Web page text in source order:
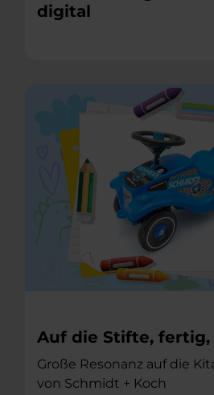
digital
Auf die Stifte, fertig,
Große Resonanz auf die
von Schmidt + Koch